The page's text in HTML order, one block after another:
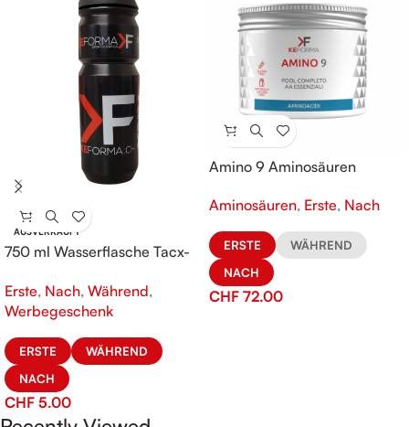
AUSVERKAUFT
750 ml Wasserflasche Tacx-
Erste, Nach, Während,
Werbegeschenk
ERSTE
WÄHREND
NACH
CHF 5.00
Amino 9 Aminosäuren
Aminosäuren, Erste, Nach
ERSTE
WÄHREND
NACH
CHF 72.00